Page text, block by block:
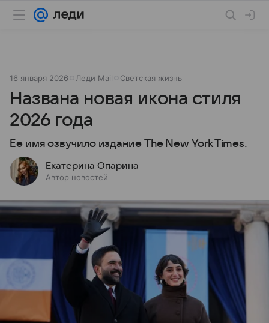
16 января 2026 Леди Mail Светская жизнь
Названа новая икона стиля
2026 года
Ее имя озвучило издание The New York Times.
Екатерина Опарина
Автор новостей